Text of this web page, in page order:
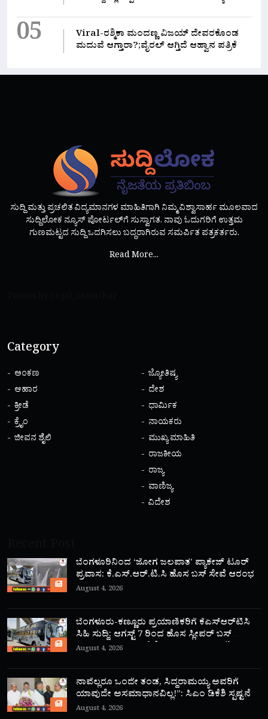
05
Viral-ರಶ್ಮಿಕಾ ಮಂದಣ್ಣ ವಿಜಯ್ ದೇವರಕೊಂಡ
ಮದುವೆ ಆಗ್ತಾರಾ?;ವೈರಲ್ ಆಗ್ತಿದೆ ಆಹ್ವಾನ ಪತ್ರಿಕೆ
ಸುದ್ದಿ ಮತ್ತು ಪ್ರಚಲಿತ ವಿದ್ಯಮಾನಗಳ ಮಾಹಿತಿಗಾಗಿ ನಿಮ್ಮ ವಿಶ್ವಾಸಾರ್ಹ ಮೂಲವಾದ
ಸುದ್ದಿಲೋಕ ನ್ಯೂಸ್ ಪೋರ್ಟಲ್‌ಗೆ ಸುಸ್ವಾಗತ. ನಾವು ಓದುಗರಿಗೆ ಉತ್ತಮ
ಗುಣಮಟ್ಟದ ಸುದ್ದಿ ಒದಗಿಸಲು ಬದ್ಧರಾಗಿರುವ ಸಮರ್ಪಿತ ಪತ್ರಕರ್ತರು.
Read More...
Category
ಅಂಕಣ
ಆಹಾರ
ಕ್ರೀಡೆ
ಕ್ರೈಂ
ಜೀವನ ಶೈಲಿ
ಜ್ಯೋತಿಷ್ಯ
ದೇಶ
ಧಾರ್ಮಿಕ
ನಾಯಕರು
ಮುಖ್ಯ ಮಾಹಿತಿ
ರಾಜಕೀಯ
ರಾಜ್ಯ
ವಾಣಿಜ್ಯ
ವಿದೇಶ
ಬೆಂಗಳೂರಿನಿಂದ ‘ಜೋಗ ಜಲಪಾತ’ ಪ್ಯಾಕೇಜ್ ಟೂರ್
ಪ್ರವಾಸ: ಕೆ.ಎಸ್.ಆರ್.ಟಿ.ಸಿ ಹೊಸ ಬಸ್ ಸೇವೆ ಆರಂಭ
August 4, 2026
ಬೆಂಗಳೂರು-ಕಣ್ಣೂರು ಪ್ರಯಾಣಿಕರಿಗೆ ಕೆಎಸ್‌ಆರ್‌ಟಿಸಿ
ಸಿಹಿ ಸುದ್ದಿ: ಆಗಸ್ಟ್ 7 ರಿಂದ ಹೊಸ ಸ್ಲೀಪರ್ ಬಸ್
ಸಂಚಾರ ಆರಂಭ; ಇಲ್ಲಿದೆ ಸಮಯ, ದರದ ಪಟ್ಟಿ!
August 4, 2026
ನಾವೆಲ್ಲರೂ ಒಂದೇ ತಂಡ, ಸಿದ್ದರಾಮಯ್ಯ ಅವರಿಗೆ
ಯಾವುದೇ ಅಸಮಾಧಾನವಿಲ್ಲ!”: ಸಿಎಂ ಡಿಕೆಶಿ ಸ್ಪಷ್ಟನೆ
August 4, 2026